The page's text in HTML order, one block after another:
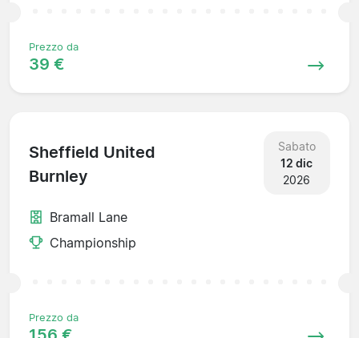
Prezzo da
39 €
Sheffield United
Burnley
Sabato
12 dic
2026
Bramall Lane
Championship
Prezzo da